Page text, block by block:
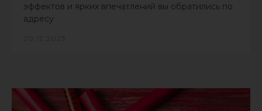
эффектов и ярких впечатлений вы обратились по
адресу